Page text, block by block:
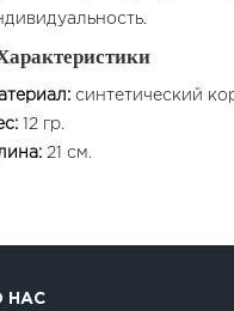
синтетический
12 гр.
21 см.
НАС